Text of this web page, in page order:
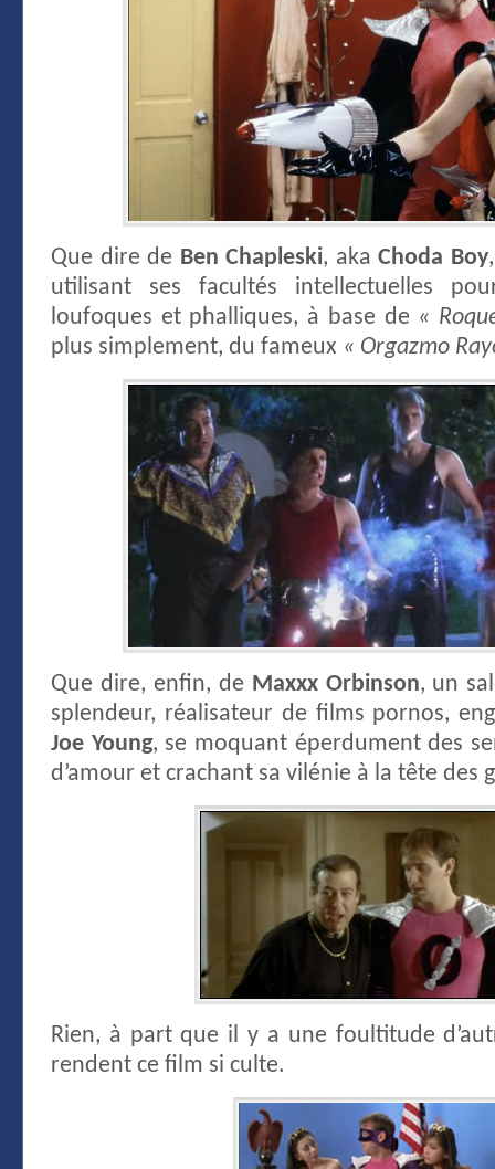
Que dire de Ben Chapleski, akaChoda Boy
utilisant ses facultés intellectuelles
loufoques et phalliques, à base de «
plus simplement, du fameux « Orgazmo
Que dire, enfin, de Maxxx Orbinson, un
splendeur, réalisateur de films pornos,
Joe Young, se moquant éperdument des
d’amour et crachant sa vilénie à la tête des
Rien, à part que il y a une foultitude
rendent ce film si culte.